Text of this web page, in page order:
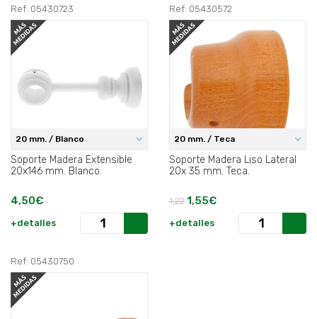
Ref: 05430723
20 mm. / Blanco
Soporte Madera Extensible
20x146 mm. Blanco.
4,50€
+detalles
Ref: 05430572
20 mm. / Teca
Soporte Madera Liso Lateral
20x 35 mm. Teca.
1,22 1,55€
+detalles
Ref: 05430750